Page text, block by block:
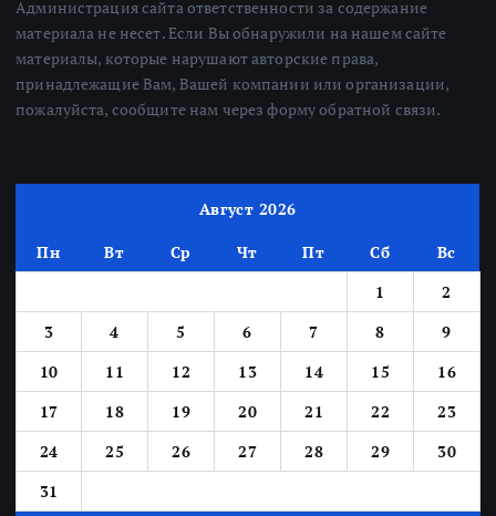
Администрация сайта ответственности за содержание
материала не несет. Если Вы обнаружили на нашем сайте
материалы, которые нарушают авторские права,
принадлежащие Вам, Вашей компании или организации,
пожалуйста, сообщите нам через форму обратной связи.
Август 2026
Пн Вт Ср Чт Пт Сб
Вс
1
2
3
4 5 6 7 8
9
10
11 12 13 14 15
16
17
18 19 20 21 22
23
24
25 26 27 28 29
30
31